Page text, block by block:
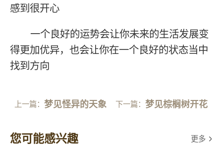
感到很开心
一个良好的运势会让你未来的生活发展变
得更加优异，也会让你在一个良好的状态当中
找到方向
上一篇：梦见怪异的天象 下一篇： 梦见棕榈树开花
您可能感兴趣 更多